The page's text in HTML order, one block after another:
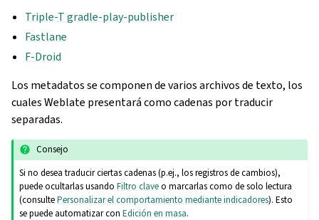
Triple-T gradle-play-publisher
Fastlane
F-Droid
Los metadatos se componen de varios archivos de texto, los
cuales Weblate presentará como cadenas por traducir
separadas.
Consejo
Si no desea traducir ciertas cadenas (p.ej., los registros de cambios),
puede ocultarlas usandoFiltro claveo marcarlas como de solo lectura
(consultePersonalizar el comportamiento mediante indicadores). Esto
se puede automatizar conEdición en masa.